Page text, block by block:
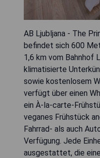
AB Ljubljana - The
befindet sich 600
1,6 km vom Bahnhof
klimatisierte
sowie kostenlosem
verfügt über einen
ein À-la-carte-
veganes Frühstück
Fahrrad- als auch
Verfügung. Jede
ausgestattet, die